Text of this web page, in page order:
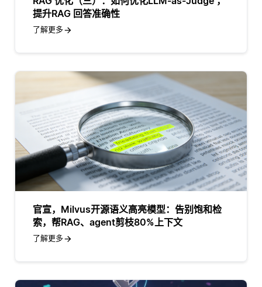
提升RAG 回答准确性
了解更多
官宣，Milvus开源语义高亮模型：告别饱和检
索，帮RAG、agent剪枝80%上下文
了解更多